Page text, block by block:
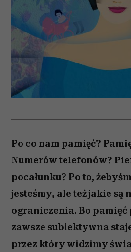
Po co nam pamięć?
Numerów telefonów?
pocałunku? Po to,
jesteśmy, ale też jakie są
ograniczenia. Bo pamięć
zawsze subiektywna
przez który widzimy